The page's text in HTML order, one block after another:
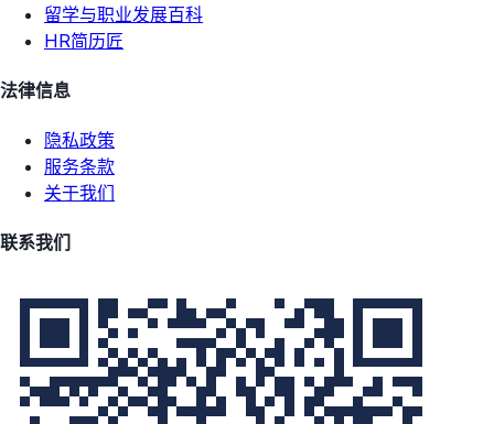
留学与职业发展百科
HR简历匠
法律信息
隐私政策
服务条款
关于我们
联系我们